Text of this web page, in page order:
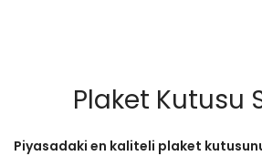
Plaket Kutusu
Piyasadaki en kaliteli plaket